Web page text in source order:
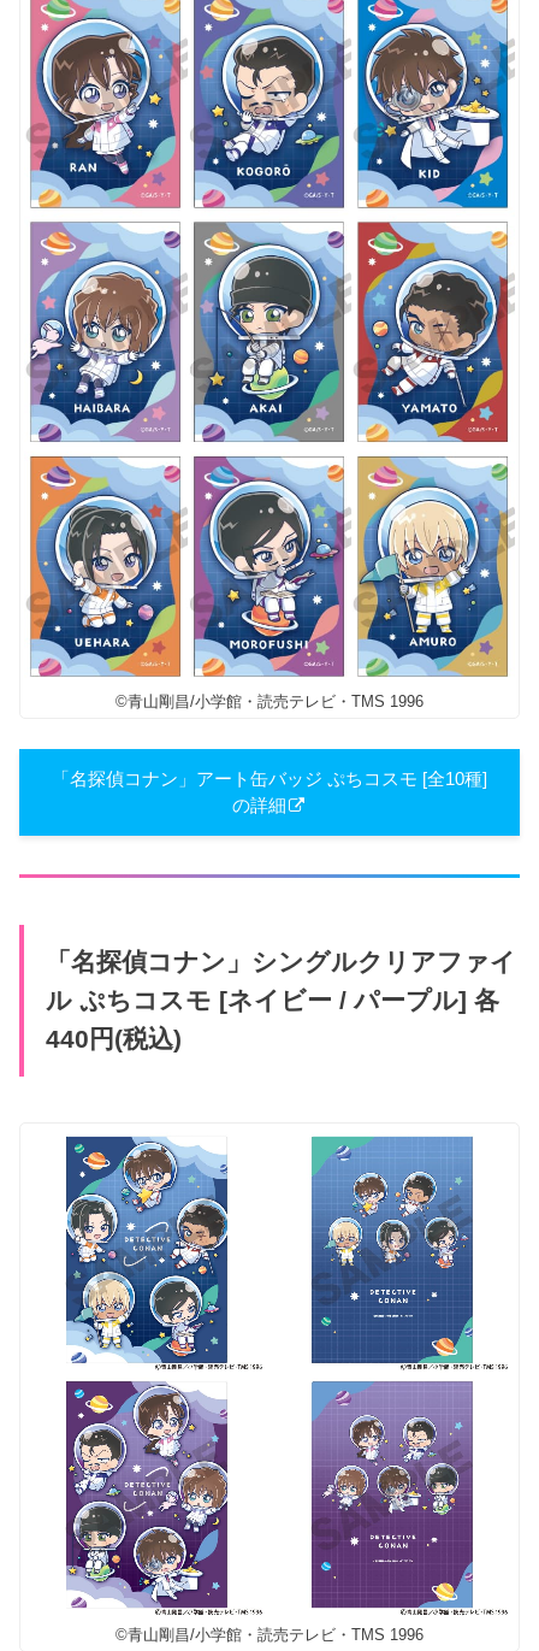
©青山剛昌/小学館・読売テレビ・TMS 1996
「名探偵コナン」アート缶バッジ ぷちコスモ [全10種]
の詳細
「名探偵コナン」シングルクリアファイ
ル ぷちコスモ [ネイビー / パープル] 各
440円(税込)
©青山剛昌/小学館・読売テレビ・TMS 1996